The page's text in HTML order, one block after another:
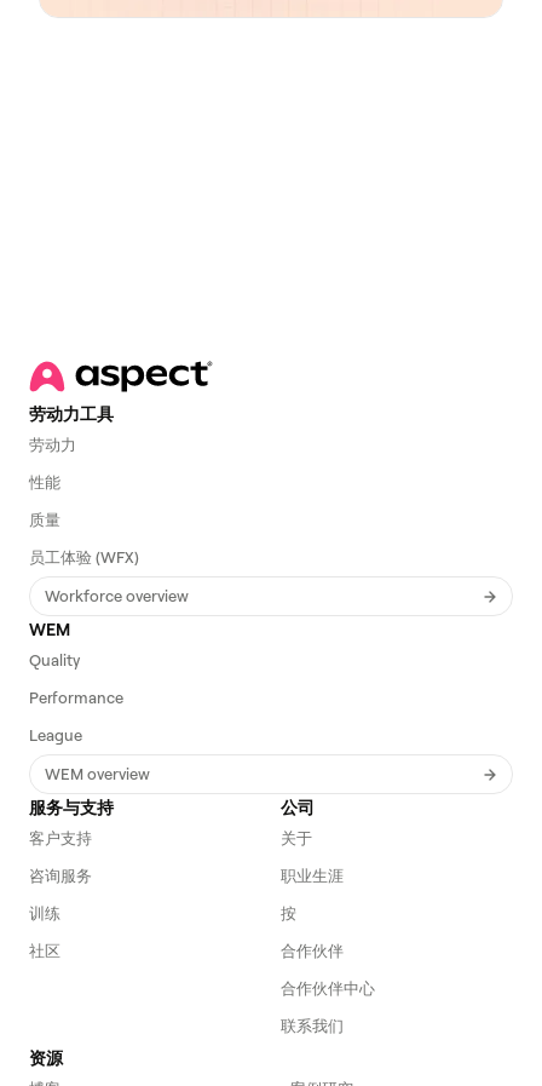
劳动力工具
劳动力
性能
质量
员工体验 (WFX)
Workforce overview
WEM
Quality
Performance
League
WEM overview
服务与支持
客户支持
咨询服务
训练
社区
公司
关于
职业生涯
按
合作伙伴
合作伙伴中心
联系我们
资源